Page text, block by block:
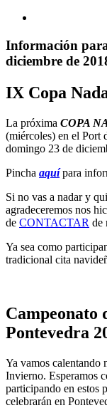
Información
diciembre de
IX Copa
La próxima COPA
(miércoles) en el Port
domingo 23 de
Pincha aquípara
Si no vas a nadar y
agradeceremos nos
de CONTACTAR de
Ya sea como
tradicional cita
Campeonato
Pontevedra
Ya vamos calentando
Invierno. Esperamos
participando en estos
celebrarán en